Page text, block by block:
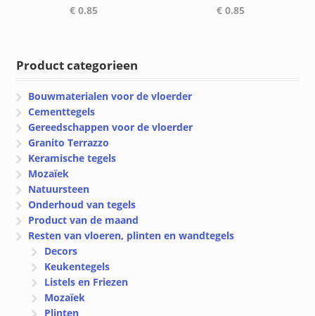
€ 0.85 €0.85
Product categorieen
Bouwmaterialen voor de vloerder
Cementtegels
Gereedschappen voor de vloerder
Granito Terrazzo
Keramische tegels
Mozaïek
Natuursteen
Onderhoud van tegels
Product van de maand
Resten van vloeren, plinten en wandtegels
Decors
Keukentegels
Listels en Friezen
Mozaïek
Plinten